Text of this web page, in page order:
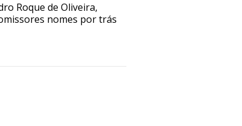
Roque de Oliveira,
nomes por trás